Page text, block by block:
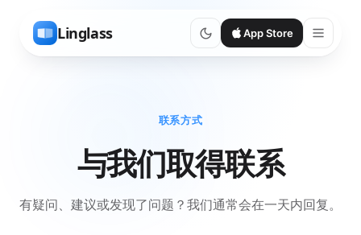
Linglass App Store
联系方式
与我们取得联系
有疑问、建议或发现了问题？我们通常会在一天内回复。